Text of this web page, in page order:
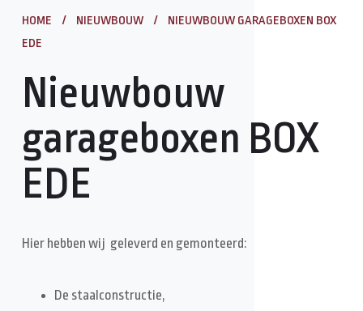
HOME / NIEUWBOUW /
NIEUWBOUW GARAGEBOXEN BOX
EDE
Nieuwbouw
garageboxen BOX
EDE
Hier hebben wij geleverd en gemonteerd:
De staalconstructie,